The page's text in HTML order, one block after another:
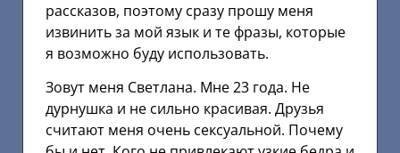
рассказов, поэтому сразу прошу меня
извинить за мой язык и те фразы, которые
я возможно буду использовать.
Зовут меня Светлана. Мне 23 года. Не
дурнушка и не сильно красивая. Друзья
считают меня очень сексуальной. Почему